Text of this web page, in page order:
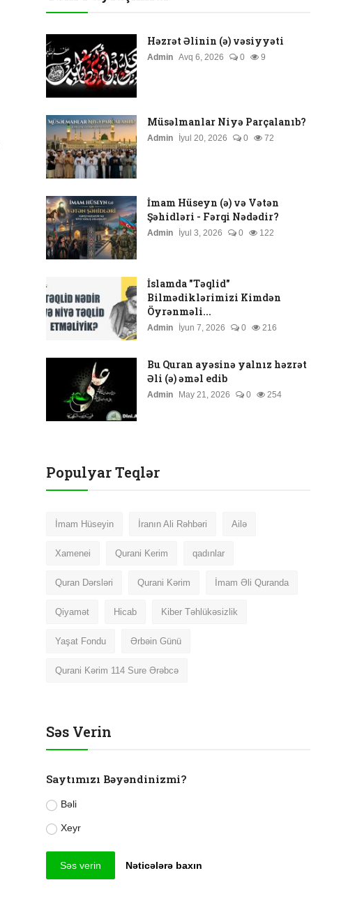
Həzrət Əlinin (ə) vəsiyyəti
Admin Avq 6, 2026 0 9
Müsəlmanlar Niyə Parçalanıb?
Admin İyul 20, 2026 0 72
İmam Hüseyn (ə) və Vətən
Şəhidləri - Fərqi Nədədir?
Admin İyul 3, 2026 0 122
İslamda "Təqlid"
Bilmədiklərimizi Kimdən
Öyrənməli...
Admin İyun 7, 2026 0 216
Bu Quran ayəsinə yalnız həzrət
Əli (ə) əməl edib
Admin May 21, 2026 0 254
Populyar Teqlər
İmam Hüseyin İranın Ali Rəhbəri Ailə
Xamenei Qurani Kerim qadınlar
Quran Dərsləri Qurani Kərim İmam Əli Quranda
Qiyamət Hicab Kiber Təhlükəsizlik
Yaşat Fondu Ərbəin Günü
Qurani Kərim 114 Sure Ərəbcə
Səs Verin
Saytımızı Bəyəndinizmi?
Bəli
Xeyr
Səs verin Nəticələrə baxın